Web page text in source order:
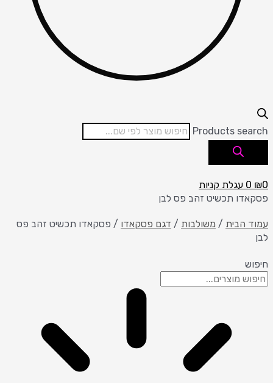
Products search
₪0
0 עגלת קניות
פסקאדו תכשיט זהב פס לבן
עמוד הבית / משולבות / דגם פסקאדו / פסקאדו תכשיט זהב פס
לבן
חיפוש